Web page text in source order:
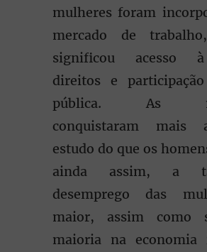
mulheres foram
mercado de
significou acesso
direitos e
pública. As
conquistaram mais
estudo do que os
ainda assim, a
desemprego das
maior, assim como
maioria na economia